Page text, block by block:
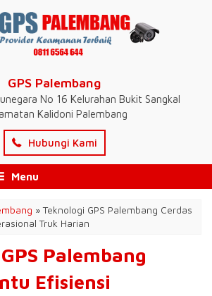
GPS Palembang
No 16 Kelurahan Bukit Sangkal
Kalidoni Palembang
Hubungi Kami
Menu
»Teknologi GPS Palembang Cerdas
Truk Harian
Palembang
Efisiensi